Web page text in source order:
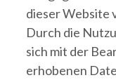
dieser Website
Durch die
sich mit der
erhobenen